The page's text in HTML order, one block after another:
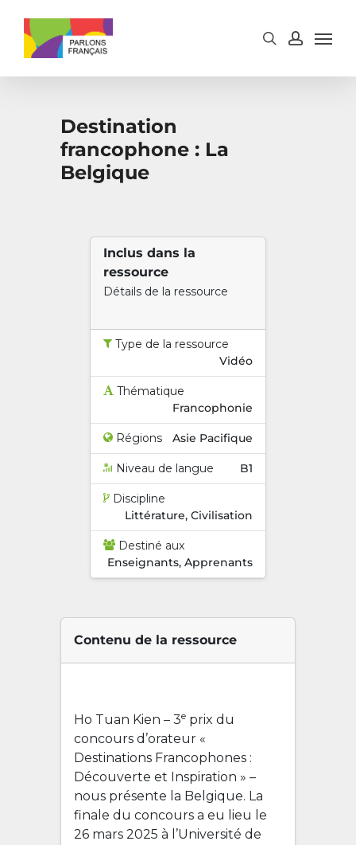
Destination
francophone : La
Belgique
Inclus dans la
ressource
Détails de la ressource
Type de la ressource
Vidéo
Thématique
Francophonie
Régions Asie Pacifique
Niveau de langue B1
Discipline
Littérature, Civilisation
Destiné aux
Enseignants, Apprenants
Contenu de la ressource
Ho Tuan Kien – 3e prix du
concours d’orateur «
Destinations Francophones :
Découverte et Inspiration » –
nous présente la Belgique. La
finale du concours a eu lieu le
26 mars 2025 à l’Université de